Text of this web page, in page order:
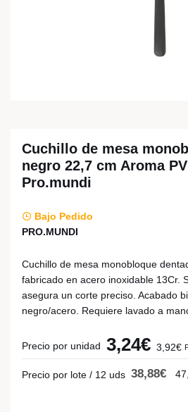
Cuchillo de mesa
negro 22,7 cm Aroma
Pro.mundi
Bajo Pedido
PRO.MUNDI
Cuchillo de mesa monobloque
fabricado en acero inoxidable 13Cr.
asegura un corte preciso. Acabado
negro/acero. Requiere lavado a
Precio por unidad 3,24€ 3,92€
Precio por lote / 12 uds 38,88€